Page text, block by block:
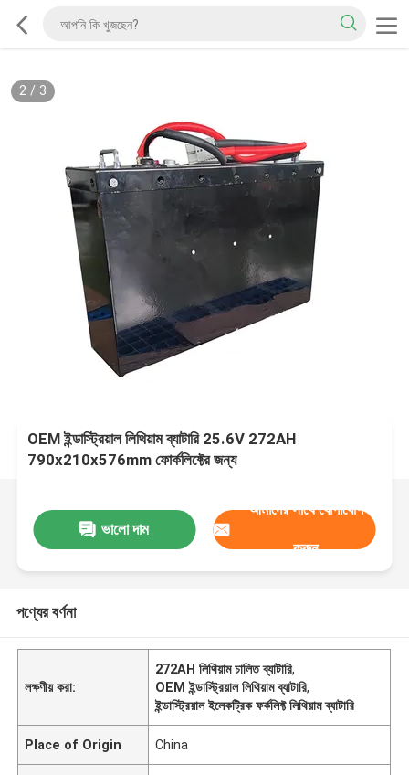
2/ 3
OEM ইন্ডাস্ট্রিয়াল লিথিয়াম ব্যাটারি 25.6V 272AH
790x210x576mm ফোর্কলিফ্টের জন্য
ভালো দাম
আমাদের সাথে যোগাযোগ
করুন
পণ্যের বর্ণনা
লক্ষণীয় করা:
272AH লিথিয়াম চালিত ব্যাটারি,
OEM ইন্ডাস্ট্রিয়াল লিথিয়াম ব্যাটারি,
ইন্ডাস্ট্রিয়াল ইলেকট্রিক ফর্কলিফ্ট লিথিয়াম ব্যাটারি
Place of Origin China